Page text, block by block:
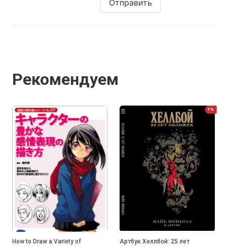
Отправить
Рекомендуем
How to Draw a Variety of
7%
Артбук Хеллбой: 25 лет